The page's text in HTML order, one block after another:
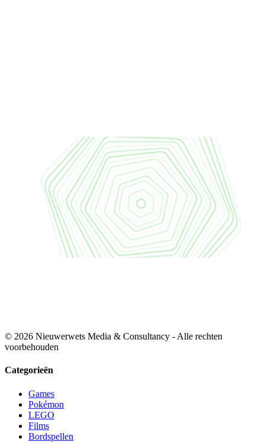
© 2026 Nieuwerwets Media & Consultancy - Alle rechten
voorbehouden
Categorieën
Games
Pokémon
LEGO
Films
Bordspellen